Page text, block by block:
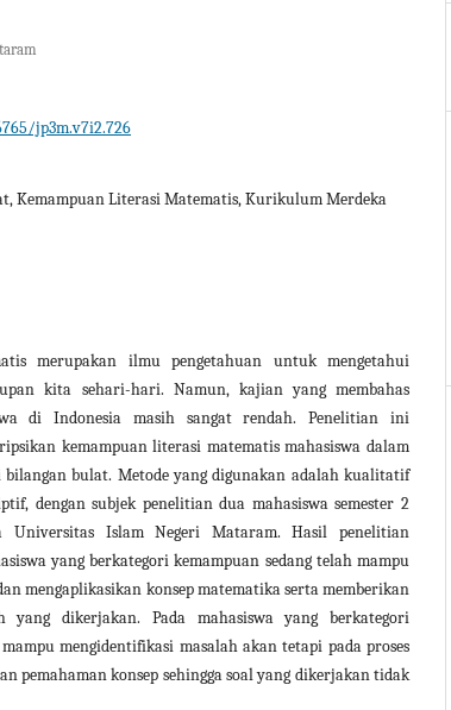
jp3m.v7i2.726
Kemampuan Literasi Matematis, Kurikulum Merdeka
merupakan ilmu pengetahuan untuk mengetahui
kita sehari-hari. Namun, kajian yang membahas
di Indonesia masih sangat rendah. Penelitian ini
kemampuan literasi matematis mahasiswa dalam
bilangan bulat. Metode yang digunakan adalah kualitatif
dengan subjek penelitian dua mahasiswa semester 2
Universitas Islam Negeri Mataram. Hasil penelitian
yang berkategori kemampuan sedang telah mampu
mengaplikasikan konsep matematika serta memberikan
yang dikerjakan. Pada mahasiswa yang berkategori
mengidentifikasi masalah akan tetapi pada proses
pemahaman konsep sehingga soal yang dikerjakan tidak